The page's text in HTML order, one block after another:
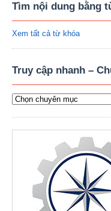
Tìm nội dung bằng
Xem tất cả từ khóa
Truy cập nhanh –